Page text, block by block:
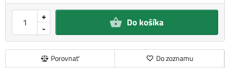
-
+ Do košíka
Porovnať
Do zoznamu